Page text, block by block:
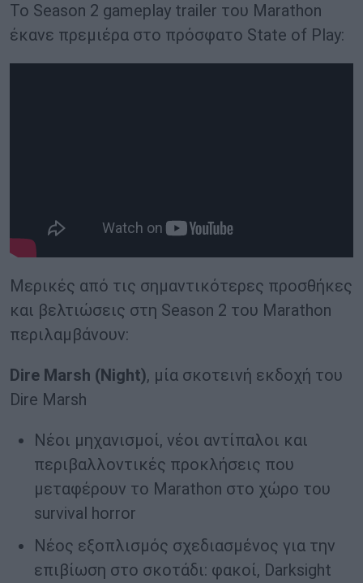
To Season 2 gameplay trailer του Marathon
έκανε πρεμιέρα στο πρόσφατο State of Play:
Μερικές από τις σημαντικότερες προσθήκες
και βελτιώσεις στη Season 2 του Marathon
περιλαμβάνουν:
Dire Marsh (Night), μία σκοτεινή εκδοχή του
Dire Marsh
Νέοι μηχανισμοί, νέοι αντίπαλοι και
περιβαλλοντικές προκλήσεις που
μεταφέρουν το Marathon στο χώρο του
survival horror
Νέος εξοπλισμός σχεδιασμένος για την
επιβίωση στο σκοτάδι: φακοί, Darksight